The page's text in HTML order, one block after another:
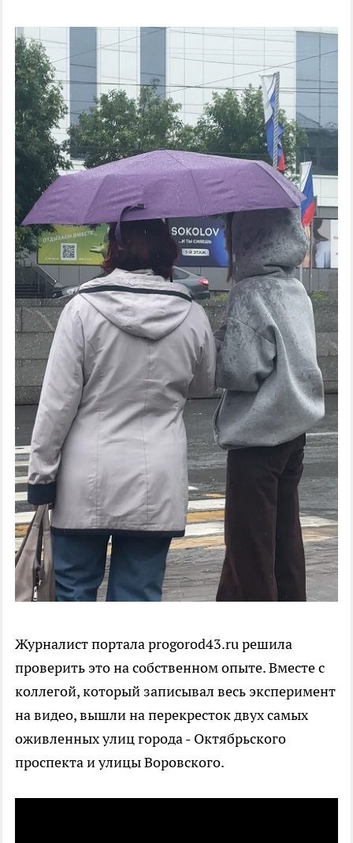
Журналист портала progorod43.ru решила
проверить это на собственном опыте. Вместе с
коллегой, который записывал весь эксперимент
на видео, вышли на перекресток двух самых
оживленных улиц города - Октябрьского
проспекта и улицы Воровского.